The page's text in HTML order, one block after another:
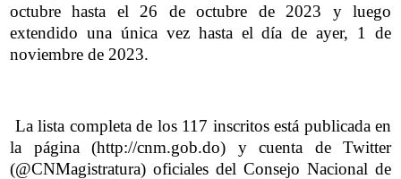
octubre hasta el 26 de octubre de 2023 y luego
extendido una única vez hasta el día de ayer, 1 de
noviembre de 2023.
La lista completa de los 117 inscritos está publicada en
la página (http://cnm.gob.do) y cuenta de Twitter
(@CNMagistratura) oficiales del Consejo Nacional de